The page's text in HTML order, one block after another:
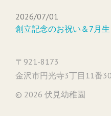
2026/07/01
創立記念のお祝い＆7月
〒921-8173
金沢市円光寺3丁目11番
© 2026 伏見幼稚園